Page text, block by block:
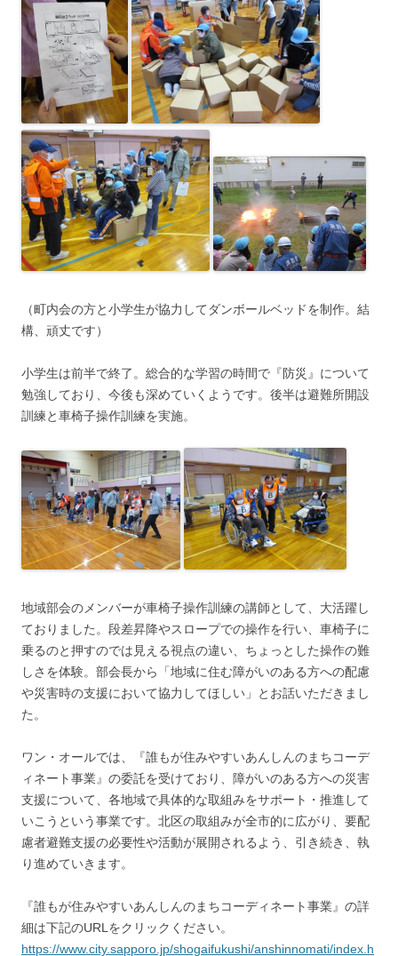
（町内会の方と小学生が協力してダンボールベッドを制作。結
構、頑丈です）
小学生は前半で終了。総合的な学習の時間で『防災』について
勉強しており、今後も深めていくようです。後半は避難所開設
訓練と車椅子操作訓練を実施。
地域部会のメンバーが車椅子操作訓練の講師として、大活躍し
ておりました。段差昇降やスロープでの操作を行い、車椅子に
乗るのと押すのでは見える視点の違い、ちょっとした操作の難
しさを体験。部会長から「地域に住む障がいのある方への配慮
や災害時の支援において協力してほしい」とお話いただきまし
た。
ワン・オールでは、『誰もが住みやすいあんしんのまちコーデ
ィネート事業』の委託を受けており、障がいのある方への災害
支援について、各地域で具体的な取組みをサポート・推進して
いこうという事業です。北区の取組みが全市的に広がり、要配
慮者避難支援の必要性や活動が展開されるよう、引き続き、執
り進めていきます。
『誰もが住みやすいあんしんのまちコーディネート事業』の詳
細は下記のURLをクリックください。
https://www.city.sapporo.jp/shogaifukushi/anshinnomati/index.h